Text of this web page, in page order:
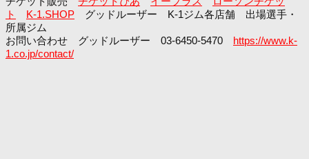
ト
K-1.SHOP グッドルーザー K-1ジム各店舗 出場選手・
所属ジム
お問い合わせ グッドルーザー 03-6450-5470 https://www.k-
1.co.jp/contact/